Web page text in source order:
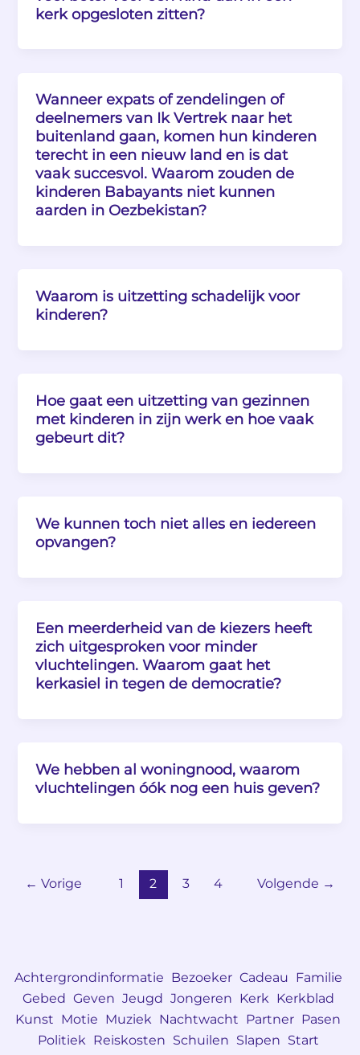
kerk opgesloten zitten?
Wanneer expats of zendelingen of
deelnemers van Ik Vertrek naar het
buitenland gaan, komen hun kinderen
terecht in een nieuw land en is dat
vaak succesvol. Waarom zouden de
kinderen Babayants niet kunnen
aarden in Oezbekistan?
Waarom is uitzetting schadelijk voor
kinderen?
Hoe gaat een uitzetting van gezinnen
met kinderen in zijn werk en hoe vaak
gebeurt dit?
We kunnen toch niet alles en iedereen
opvangen?
Een meerderheid van de kiezers heeft
zich uitgesproken voor minder
vluchtelingen. Waarom gaat het
kerkasiel in tegen de democratie?
We hebben al woningnood, waarom
vluchtelingen óók nog een huis geven?
← Vorige 1 2 3 4 Volgende →
Achtergrondinformatie Bezoeker Cadeau Familie
Gebed Geven Jeugd Jongeren Kerk Kerkblad
Kunst Motie Muziek Nachtwacht Partner Pasen
Politiek Reiskosten Schuilen Slapen Start